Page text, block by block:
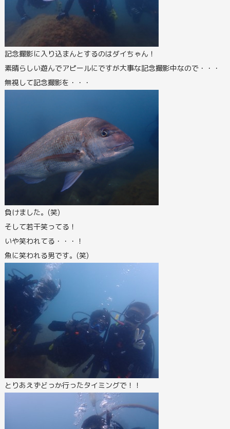
記念撮影に入り込まんとするのはダイちゃん！
素晴らしい遊んでアピールにですが大事な記念撮影中なので・・・
無視して記念撮影を・・・
負けました。(笑)
そして若干笑ってる！
いや笑われてる・・・！
魚に笑われる男です。(笑)
とりあえずどっか行ったタイミングで！！